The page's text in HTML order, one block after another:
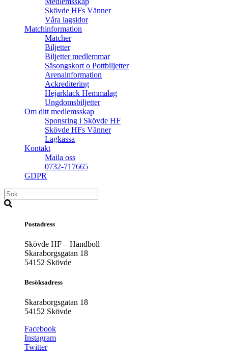
Skövde HFs Vänner
Våra lagsidor
Matchinformation
Matcher
Biljetter
Biljetter medlemmar
Säsongskort o Pottbiljetter
Arenainformation
Ackreditering
Hejarklack Hemmalag
Ungdomsbiljetter
Om ditt medlemsskap
Sponsring i Skövde HF
Skövde HFs Vänner
Lagkassa
Kontakt
Maila oss
0732-717665
GDPR
Postadress
Skövde HF – Handboll
Skaraborgsgatan 18
54152 Skövde
Besöksadress
Skaraborgsgatan 18
54152 Skövde
Facebook
Instagram
Twitter